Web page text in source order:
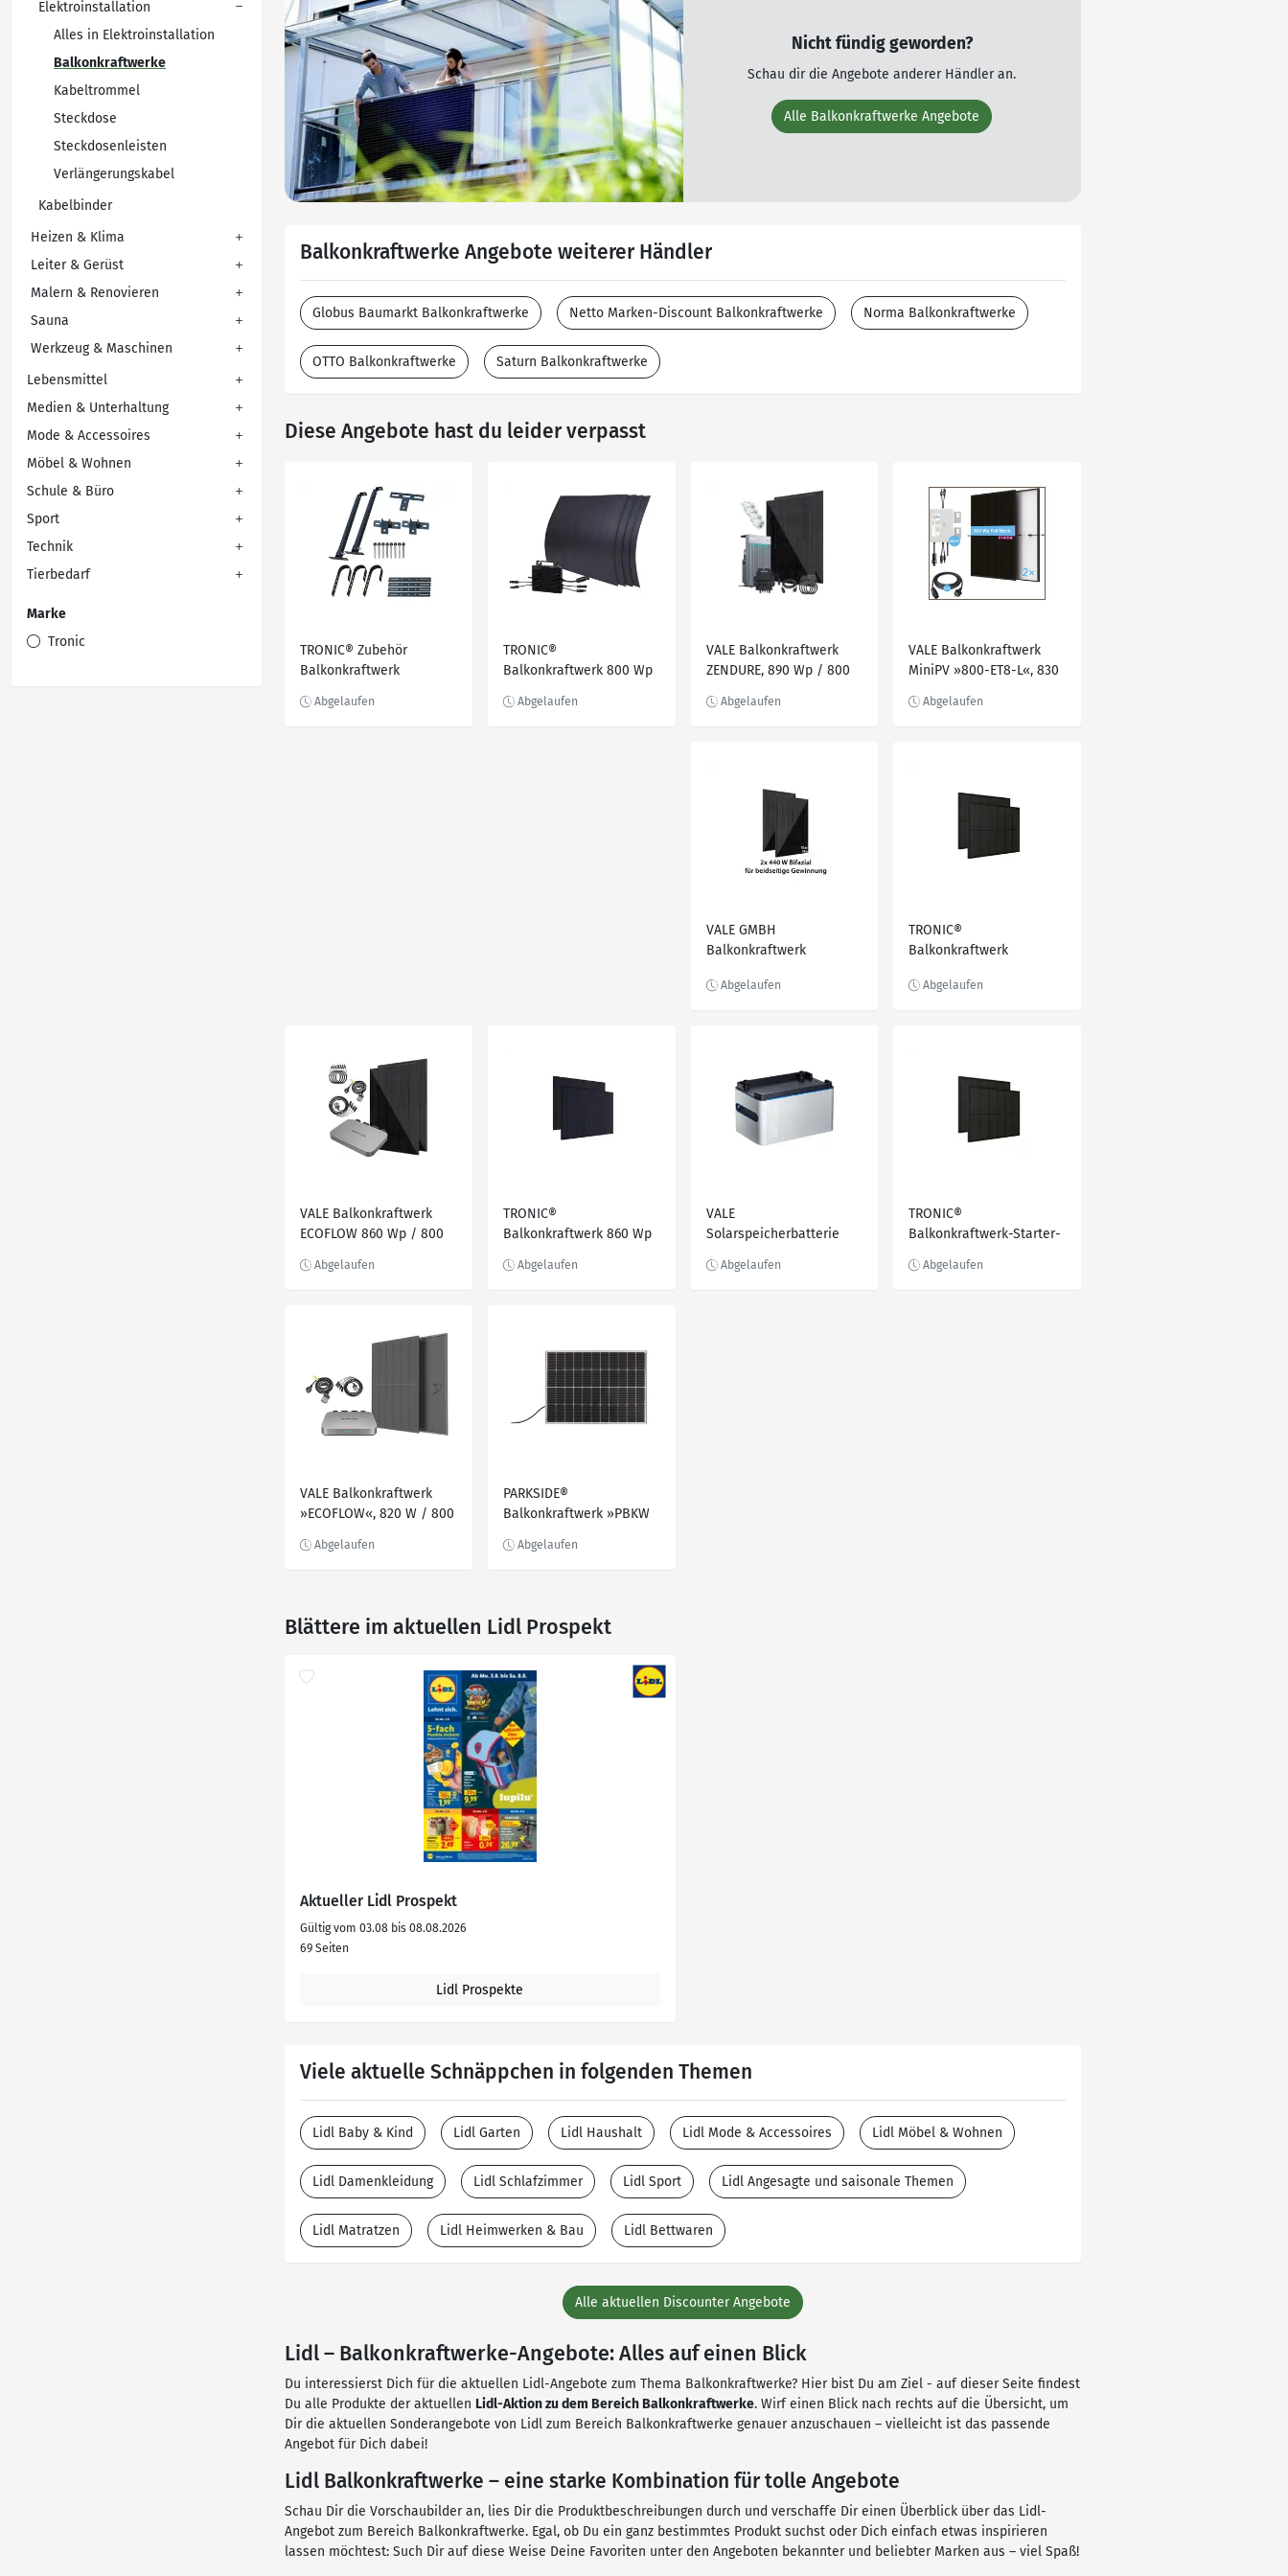
Elektroinstallation
Alles in Elektroinstallation
Balkonkraftwerke
Kabeltrommel
Steckdose
Steckdosenleisten
Verlängerungskabel
Kabelbinder
Heizen & Klima
Leiter & Gerüst
Malern & Renovieren
Sauna
Werkzeug & Maschinen
Lebensmittel
Medien & Unterhaltung
Mode & Accessoires
Möbel & Wohnen
Schule & Büro
Sport
Technik
Tierbedarf
Marke
Tronic
Nicht fündig geworden?
Schau dir die Angebote anderer Händler an.
Alle Balkonkraftwerke Angebote
Balkonkraftwerke Angebote weiterer Händler
Globus Baumarkt Balkonkraftwerke Netto Marken-Discount Balkonkraftwerke Norma Balkonkraftwerke
OTTO Balkonkraftwerke Saturn Balkonkraftwerke
Diese Angebote hast du leider verpasst
TRONIC® Zubehör
Balkonkraftwerk
Montagesystem »TZBK 1
TRONIC®
Balkonkraftwerk 800 Wp
800 A1«
VALE Balkonkraftwerk
ZENDURE, 890 Wp / 800
Balkonkraftwerk inkl.
VALE Balkonkraftwerk
MiniPV »800-ET8-L«, 830
Solarmodul
VALE GMBH
Balkonkraftwerk
TRONIC®
Balkonkraftwerk
W »TSBK 400 A1«
VALE Balkonkraftwerk
ECOFLOW 860 Wp / 800
Solarmodule, 430 Wp
TRONIC®
Balkonkraftwerk 860 Wp
800 A1«
VALE
Solarspeicherbatterie
Wh für Balkonkraftwerke
TRONIC®
Balkonkraftwerk-Starter-
VALE Balkonkraftwerk
»ECOFLOW«, 820 W / 800
Solarmodule, 410 Wp
PARKSIDE®
Balkonkraftwerk »PBKW
Blättere im aktuellen Lidl Prospekt
Aktueller Lidl Prospekt
Gültig vom 03.08 bis 08.08.2026
69 Seiten
Lidl Prospekte
Viele aktuelle Schnäppchen in folgenden Themen
Lidl Baby & Kind Lidl Garten Lidl Haushalt Lidl Mode & Accessoires Lidl Möbel & Wohnen
Lidl Damenkleidung Lidl Schlafzimmer Lidl Sport Lidl Angesagte und saisonale Themen
Lidl Matratzen Lidl Heimwerken & Bau Lidl Bettwaren
Alle aktuellen Discounter Angebote
Lidl – Balkonkraftwerke-Angebote: Alles auf einen Blick
Du interessierst Dich für die aktuellen Lidl-Angebote zum Thema Balkonkraftwerke? Hier bist Du am Ziel - auf dieser Seite findest
Du alle Produkte der aktuellen Lidl-Aktion zu dem Bereich Balkonkraftwerke. Wirf einen Blick nach rechts auf die Übersicht, um
Dir die aktuellen Sonderangebote von Lidl zum Bereich Balkonkraftwerke genauer anzuschauen – vielleicht ist das passende
Angebot für Dich dabei!
Lidl Balkonkraftwerke – eine starke Kombination für tolle Angebote
Schau Dir die Vorschaubilder an, lies Dir die Produktbeschreibungen durch und verschaffe Dir einen Überblick über das Lidl-
Angebot zum Bereich Balkonkraftwerke. Egal, ob Du ein ganz bestimmtes Produkt suchst oder Dich einfach etwas inspirieren
lassen möchtest: Such Dir auf diese Weise Deine Favoriten unter den Angeboten bekannter und beliebter Marken aus – viel Spaß!